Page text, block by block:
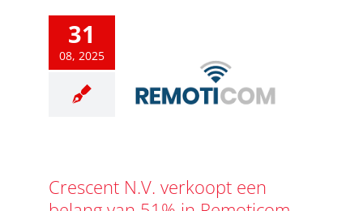
31
08, 2025
Crescent N.V. verkoopt een